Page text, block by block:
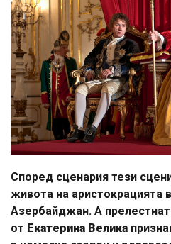
Според сценария тези
живота на аристокрацията
Азербайджан. А
от Екатерина Велика